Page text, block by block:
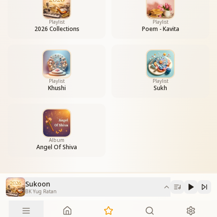
हर खामोशी में गूंजता है सुकून,
सुकून...सुकून...सुकून..
शिव बाबा तू ही देता दिल को सुकून..
Playlist
2026 Collections
Playlist
Poem - Kavita
Playlist
Khushi
Playlist
Sukh
Album
Angel Of Shiva
Sukoon
BK Yug Ratan